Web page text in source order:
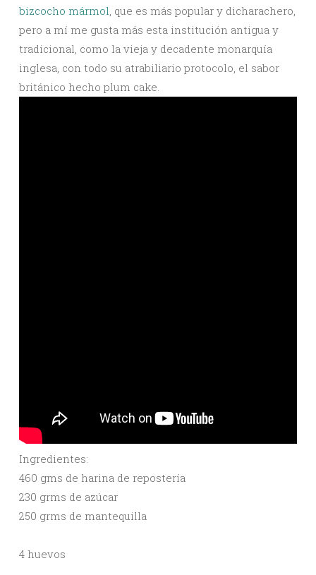
bizcocho mármol, que es más popular y dicharachero,
pero a mí me gusta más esta institución antigua y
tradicional, como la vieja y decadente monarquía
inglesa, con todo su atrabiliario protocolo, el sabor
británico hecho plum cake.
Ingredientes:
460 gms de harina de repostería
230 grms de azúcar
250 grms de mantequilla
4 huevos